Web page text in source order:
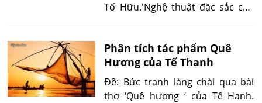
Tố Hữu.'Nghệ thuật đặc sắc của
hai cảnh vật đối lập nhau...'
Phân tích tác phẩm Quê
Hương của Tế Thanh
Đề: Bức tranh làng chài qua bài
thơ ‘Quê hương ‘ của Tế Hanh.